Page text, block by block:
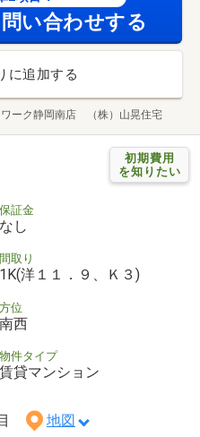
い合わせする
に追加する
ワーク静岡南店 （株）山晃住宅
初期費用
を知りたい
保証金
なし
間取り
1K(洋１１．９、Ｋ３)
方位
南西
物件タイプ
賃貸マンション
地図